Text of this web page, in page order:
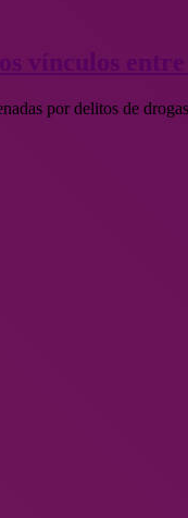
vínculos
por delitos de